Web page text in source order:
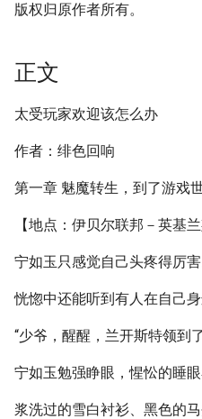
版权归原作者所有。
正文
太受玩家欢迎该怎么办
作者：绯色回响
第一章 魅魔转生，到了游戏
【地点：伊贝尔联邦－英基
宁如玉只感觉自己头疼得厉害
恍惚中还能听到有人在自己
“少爷，醒醒，兰开斯特领到
宁如玉勉强睁眼，惺忪的睡眼
浆洗过的雪白衬衫、黑色的